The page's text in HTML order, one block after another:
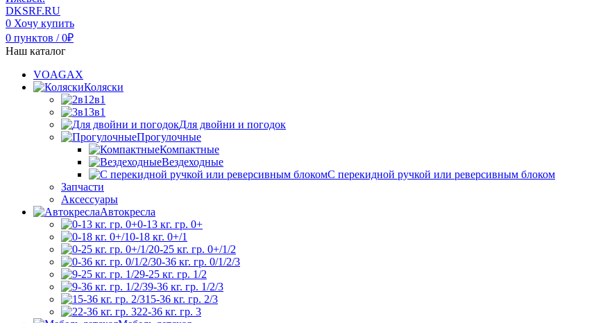
0 Хочу купить
0 пунктов / 0₽
Наш каталог
VOAGAX
Коляски
2в1
3в1
Для двойни и погодок
Прогулочные
Компактные
Вездеходные
С перекидной ручкой или реверсивным блоком
Запчасти
Аксессуары
Автокресла
0-13 кг. гр. 0+
0-18 кг. 0+/1
0-25 кг. гр. 0+/1/2
0-36 кг. гр. 0/1/2/3
9-25 кг. гр. 1/2
9-36 кг. гр. 1/2/3
15-36 кг. гр. 2/3
22-36 кг. гр. 3